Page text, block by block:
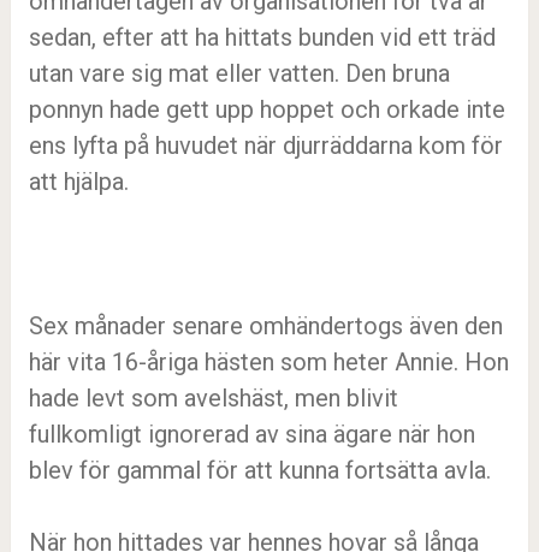
sedan, efter att ha hittats bunden vid ett träd
utan vare sig mat eller vatten. Den bruna
ponnyn hade gett upp hoppet och orkade inte
ens lyfta på huvudet när djurräddarna kom för
att hjälpa.
Sex månader senare omhändertogs även den
här vita 16-åriga hästen som heter Annie. Hon
hade levt som avelshäst, men blivit
fullkomligt ignorerad av sina ägare när hon
blev för gammal för att kunna fortsätta avla.
När hon hittades var hennes hovar så långa